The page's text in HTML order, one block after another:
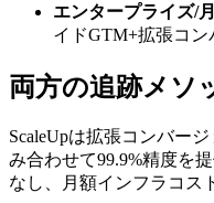
エンタープライズ/
イドGTM+拡張コン
両方の追跡メソ
ScaleUpは拡張コンバー
み合わせて99.9%精度を
なし、月額インフラコス